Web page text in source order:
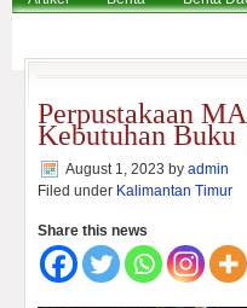
Perpustakaan
Kebutuhan Buku
August 1, 2023 by admin
Filed under Kalimantan Timur
Share this news